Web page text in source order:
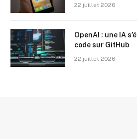
22 juillet 2026
OpenAI : une IA
code sur GitHub
22 juillet 2026